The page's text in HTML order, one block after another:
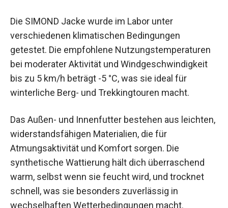
verschiedenen klimatischen Bedingungen
getestet. Die empfohlene
Nutzungstemperaturen bei moderater Aktivität
und Windgeschwindigkeit bis zu 5 km/h beträgt
-5 °C, was sie ideal für winterliche Berg- und
Trekkingtouren macht.
Das Außen- und Innenfutter bestehen aus
leichten, widerstandsfähigen Materialien, die für
Atmungsaktivität und Komfort sorgen. Die
synthetische Wattierung hält dich überraschend
warm, selbst wenn sie feucht wird, und trocknet
schnell, was sie besonders zuverlässig in